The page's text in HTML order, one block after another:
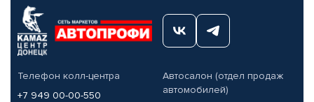
Телефон колл-центра
+7 949 00-00-550
Автосалон (отдел продаж
автомобилей)